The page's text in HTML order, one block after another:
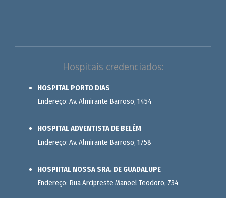
Hospitais credenciados:
HOSPITAL PORTO DIAS
Endereço: Av. Almirante Barroso, 1454
HOSPITAL ADVENTISTA DE BELÉM
Endereço: Av. Almirante Barroso, 1758
HOSPIITAL NOSSA SRA. DE GUADALUPE
Endereço: Rua Arcipreste Manoel Teodoro, 734